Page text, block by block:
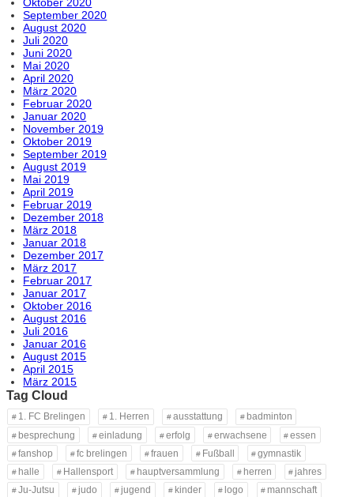
Oktober 2020
September 2020
August 2020
Juli 2020
Juni 2020
Mai 2020
April 2020
März 2020
Februar 2020
Januar 2020
November 2019
Oktober 2019
September 2019
August 2019
Mai 2019
April 2019
Februar 2019
Dezember 2018
März 2018
Januar 2018
Dezember 2017
März 2017
Februar 2017
Januar 2017
Oktober 2016
August 2016
Juli 2016
Januar 2016
August 2015
April 2015
März 2015
Tag Cloud
1. FC Brelingen 1. Herren ausstattung
badminton
besprechung
einladung erfolg erwachsene
essen
fanshop
fc brelingen frauen Fußball
gymnastik
halle
Hallensport hauptversammlung herren
jahres
Ju-Jutsu
judo jugend kinder logo
mannschaft